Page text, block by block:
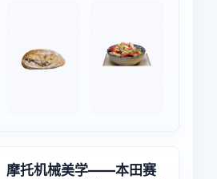
摩托机械美学——本田赛